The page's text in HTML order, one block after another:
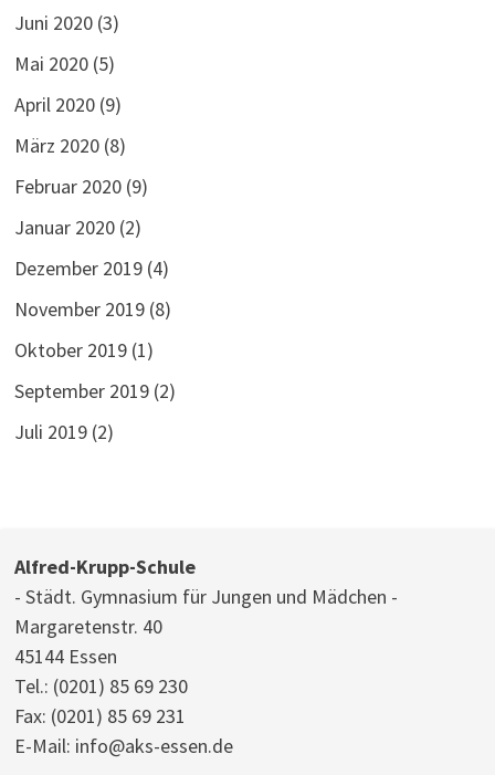
Juni 2020(3)
Mai 2020(5)
April 2020(9)
März 2020(8)
Februar 2020(9)
Januar 2020(2)
Dezember 2019(4)
November 2019(8)
Oktober 2019(1)
September 2019(2)
Juli 2019(2)
Alfred-Krupp-Schule
- Städt. Gymnasium für Jungen und Mädchen -
Margaretenstr. 40
45144 Essen
Tel.: (0201) 85 69 230
Fax: (0201) 85 69 231
E-Mail: info@aks-essen.de